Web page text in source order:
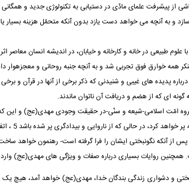
از پیشرفت علمای مادّی در دستیابی به تکنولوژی جدید و
سازد و به آنچه می‏ خواهد دست یازد بدون آن‏که متحمّل هزینه
علوم طبیعی در خانه و کارخانه و خیابان، در اندیشه انسان
منکر همه خوارق فوق تجربی شد و به آنچه جنبه روحانی و معجزه‏وار
پدیده ‏های غیبی و شنیدنی که ذکر برخی از آنها در قرآن و
گونه ‏ای که از هضم و دریافت آن ناتوان ماندند.
گروه امّت اسلامی-شیعه و سنّی-در حقیقت وجودی مهدی(عج) و این
پس از آن‏که نگون‏بختی ایشان را فرا گرفته است- رهنمون
روایات بسیاری درباره صفات و ویژگی های مهدی(عج)
و دشواری زندگی بندگان خدا، مهدی(عج) خواهد آمد، هیچ